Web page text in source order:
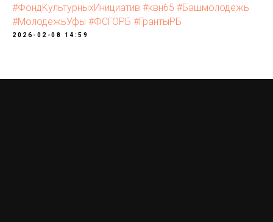
#ΦoндKyльтypныxИнициaтив #κвн65 #Башмолодежь
#МолодёжьУфы #ФСГОРБ #ГрантыРБ
2026-02-08 14:59